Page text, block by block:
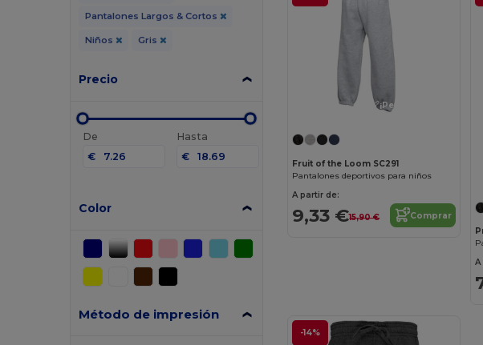
Pantalones Largos & Cortos
Niños Gris
Precio
De
€
Hasta
€
Color
Método de impresión
¡Personalízalo!
Fruit of the Loom SC291
Pantalones deportivos para niños
A partir de:
9,33 €15,90 € Comprar
A
-14%